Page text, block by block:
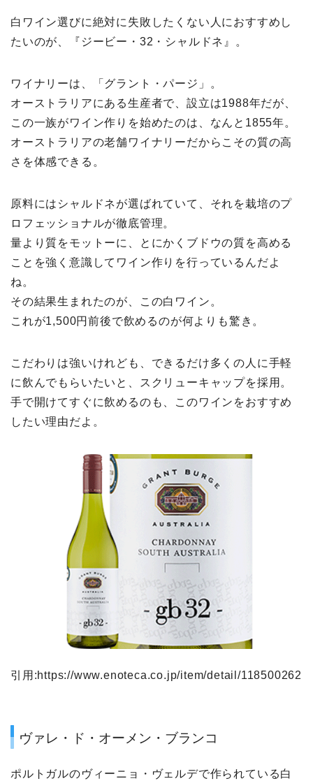
白ワイン選びに絶対に失敗したくない人におすすめし
たいのが、『ジービー・32・シャルドネ』。
ワイナリーは、「グラント・パージ」。
オーストラリアにある生産者で、設立は1988年だが、
この一族がワイン作りを始めたのは、なんと1855年。
オーストラリアの老舗ワイナリーだからこその質の高
さを体感できる。
原料にはシャルドネが選ばれていて、それを栽培のプ
ロフェッショナルが徹底管理。
量より質をモットーに、とにかくブドウの質を高める
ことを強く意識してワイン作りを行っているんだよ
ね。
その結果生まれたのが、この白ワイン。
これが1,500円前後で飲めるのが何よりも驚き。
こだわりは強いけれども、できるだけ多くの人に手軽
に飲んでもらいたいと、スクリューキャップを採用。
手で開けてすぐに飲めるのも、このワインをおすすめ
したい理由だよ。
引用:https://www.enoteca.co.jp/item/detail/118500262
ヴァレ・ド・オーメン・ブランコ
ポルトガルのヴィーニョ・ヴェルデで作られている白